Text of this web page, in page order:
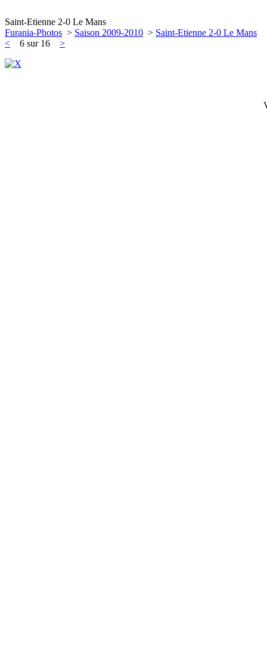
Saint-Etienne 2-0 Le Mans
Furania-Photos > Saison 2009-2010 > Saint-Etienne 2-0 Le Mans
< 6 sur 16 >